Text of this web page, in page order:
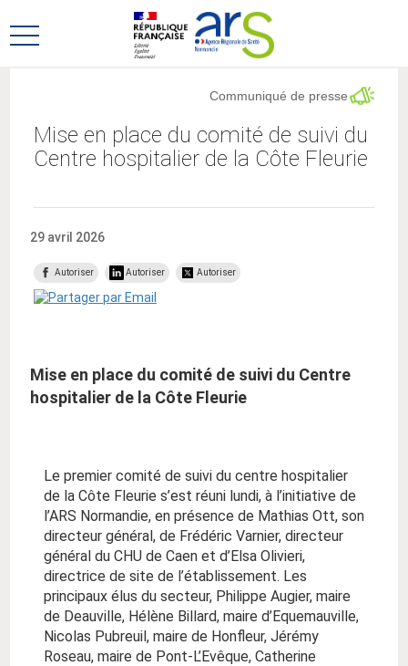
au
menu
au
contenu
Ouvrir
Mise en place du comité de suivi du
Centre hospitalier de la Côte Fleurie
Communiqué de presse
29 avril 2026
Autoriser Autoriser Autoriser
Mise en place du comité de suivi du Centre
hospitalier de la Côte Fleurie
Le premier comité de suivi du centre hospitalier
de la Côte Fleurie s’est réuni lundi, à l’initiative de
l’ARS Normandie, en présence de Mathias Ott, son
directeur général, de Frédéric Varnier, directeur
général du CHU de Caen et d’Elsa Olivieri,
directrice de site de l’établissement. Les
principaux élus du secteur, Philippe Augier, maire
de Deauville, Hélène Billard, maire d’Equemauville,
Nicolas Pubreuil, maire de Honfleur, Jérémy
Roseau, maire de Pont-L’Evêque, Catherine